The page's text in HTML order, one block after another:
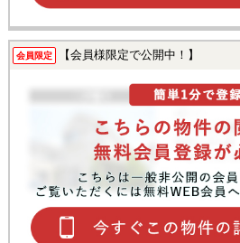
会員限定 【会員様限定で公開中！】